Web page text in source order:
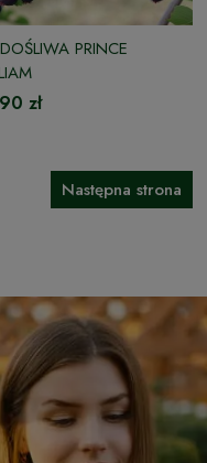
PRINCE
zł
Następna strona